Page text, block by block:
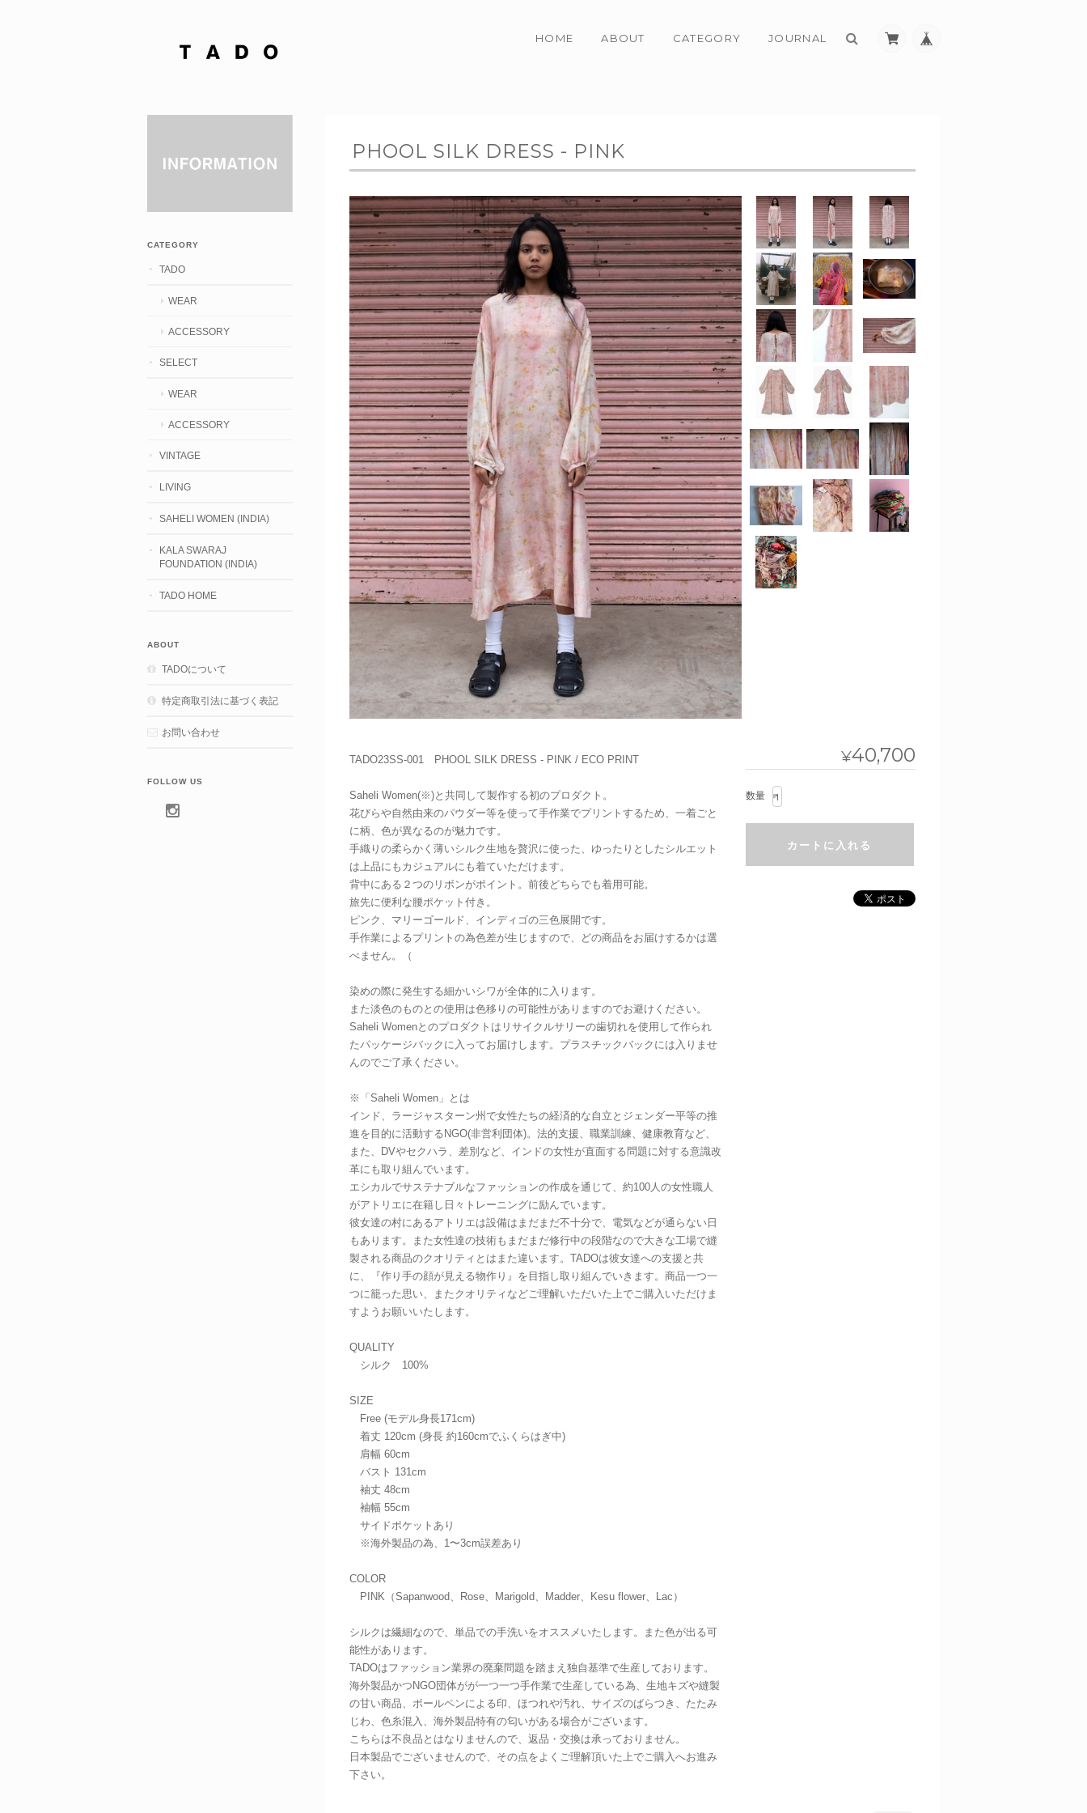
HOME ABOUT CATEGORY JOURNAL
PHOOL SILK DRESS - PINK
TADO23SS-001 PHOOL SILK DRESS - PINK / ECO PRINT
Saheli Women(※)と共同して製作する初のプロダクト。
花びらや自然由来のパウダー等を使って手作業でプリントするため、一着ごと
に柄、色が異なるのが魅力です。
手織りの柔らかく薄いシルク生地を贅沢に使った、ゆったりとしたシルエット
は上品にもカジュアルにも着ていただけます。
背中にある２つのリボンがポイント。前後どちらでも着用可能。
旅先に便利な腰ポケット付き。
ピンク、マリーゴールド、インディゴの三色展開です。
手作業によるプリントの為色差が生じますので、どの商品をお届けするかは選
べません。（
染めの際に発生する細かいシワが全体的に入ります。
また淡色のものとの使用は色移りの可能性がありますのでお避けください。
Saheli Womenとのプロダクトはリサイクルサリーの歯切れを使用して作られ
たパッケージバックに入ってお届けします。プラスチックバックには入りませ
んのでご了承ください。
※「Saheli Women」とは
インド、ラージャスターン州で女性たちの経済的な自立とジェンダー平等の推
進を目的に活動するNGO(非営利団体)。法的支援、職業訓練、健康教育など、
また、DVやセクハラ、差別など、インドの女性が直面する問題に対する意識改
革にも取り組んでいます。
エシカルでサステナブルなファッションの作成を通じて、約100人の女性職人
がアトリエに在籍し日々トレーニングに励んでいます。
彼女達の村にあるアトリエは設備はまだまだ不十分で、電気などが通らない日
もあります。また女性達の技術もまだまだ修行中の段階なので大きな工場で縫
製される商品のクオリティとはまた違います。TADOは彼女達への支援と共
に、『作り手の顔が見える物作り』を目指し取り組んでいきます。商品一つ一
つに籠った思い、またクオリティなどご理解いただいた上でご購入いただけま
すようお願いいたします。
QUALITY
シルク 100%
SIZE
Free (モデル身長171cm)
着丈 120cm (身長 約160cmでふくらはぎ中)
肩幅 60cm
バスト 131cm
袖丈 48cm
袖幅 55cm
サイドポケットあり
※海外製品の為、1〜3cm誤差あり
COLOR
PINK（Sapanwood、Rose、Marigold、Madder、Kesu flower、Lac）
シルクは繊細なので、単品での手洗いをオススメいたします。また色が出る可
能性があります。
TADOはファッション業界の廃棄問題を踏まえ独自基準で生産しております。
海外製品かつNGO団体がが一つ一つ手作業で生産している為、生地キズや縫製
の甘い商品、ボールペンによる印、ほつれや汚れ、サイズのばらつき、たたみ
じわ、色糸混入、海外製品特有の匂いがある場合がございます。
こちらは不良品とはなりませんので、返品・交換は承っておりません。
日本製品でございませんので、その点をよくご理解頂いた上でご購入へお進み
下さい。
¥40,700
数量
CATEGORY
TADO
WEAR
ACCESSORY
SELECT
WEAR
ACCESSORY
VINTAGE
LIVING
SAHELI WOMEN (INDIA)
KALA SWARAJ
FOUNDATION (INDIA)
TADO HOME
ABOUT
TADOについて
特定商取引法に基づく表記
お問い合わせ
FOLLOW US